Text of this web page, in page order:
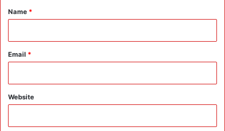
*
Name *
Email *
Website